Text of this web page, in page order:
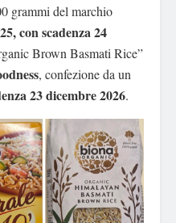
grammi del marchio
con scadenza 24
Brown Basmati Rice”
, confezione da un
23 dicembre 2026.